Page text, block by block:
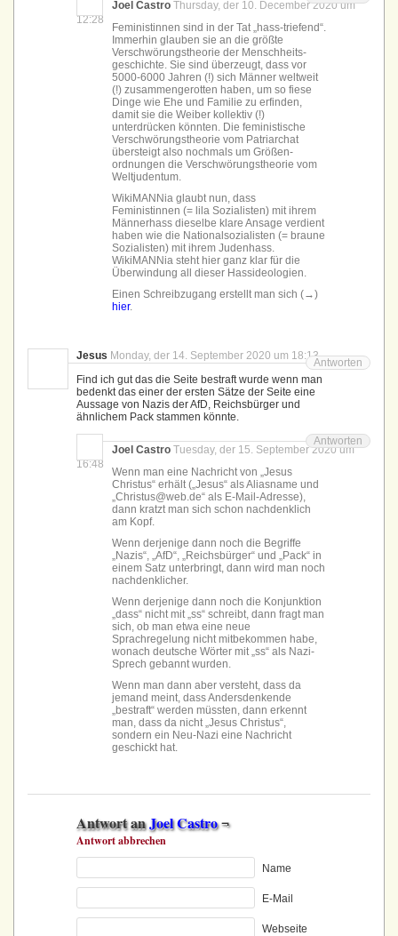
Joel Castro Thursday, der 10. December 2020 um
12:28
Feministinnen sind in der Tat „hass-triefend“.
Immerhin glauben sie an die größte
Verschwörungs­theorie der Menschheits­
geschichte. Sie sind überzeugt, dass vor
5000-6000 Jahren (!) sich Männer weltweit
(!) zusammen­gerotten haben, um so fiese
Dinge wie Ehe und Familie zu erfinden,
damit sie die Weiber kollektiv (!)
unterdrücken könnten. Die feministische
Verschwörungs­theorie vom Patriarchat
übersteigt also nochmals um Größen­
ordnungen die Verschwörungs­theorie vom
Weltjudentum.
WikiMANNia glaubt nun, dass
Feministinnen (= lila Sozialisten) mit ihrem
Männerhass dieselbe klare Ansage verdient
haben wie die National­sozialisten (= braune
Sozialisten) mit ihrem Judenhass.
WikiMANNia steht hier ganz klar für die
Überwindung all dieser Hass­ideologien.
Einen Schreibzugang erstellt man sich (→)
hier.
Jesus Monday, der 14. September 2020 um 18:13
Find ich gut das die Seite bestraft wurde wenn man
bedenkt das einer der ersten Sätze der Seite eine
Aussage von Nazis der AfD, Reichsbürger und
ähnlichem Pack stammen könnte.
Antworten
Joel Castro Tuesday, der 15. September 2020 um
16:48
Wenn man eine Nachricht von „Jesus
Christus“ erhält („Jesus“ als Aliasname und
„Christus@web.de“ als E-Mail-Adresse),
dann kratzt man sich schon nachdenklich
am Kopf.
Wenn derjenige dann noch die Begriffe
„Nazis“, „AfD“, „Reichsbürger“ und „Pack“ in
einem Satz unterbringt, dann wird man noch
nachdenklicher.
Wenn derjenige dann noch die Konjunktion
„dass“ nicht mit „ss“ schreibt, dann fragt man
sich, ob man etwa eine neue
Sprachregelung nicht mitbekommen habe,
wonach deutsche Wörter mit „ss“ als Nazi-
Sprech gebannt wurden.
Wenn man dann aber versteht, dass da
jemand meint, dass Andersdenkende
„bestraft“ werden müssten, dann erkennt
man, dass da nicht „Jesus Christus“,
sondern ein Neu-Nazi eine Nachricht
geschickt hat.
Antworten
Antwort anJoel Castro¬
Antwort abbrechen
Name
E-Mail
Webseite